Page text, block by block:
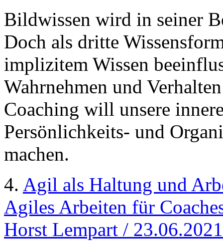
Bildwissen wird in seiner
Doch als dritte
implizitem Wissen
Wahrnehmen und
Coaching will unsere
Persönlichkeits- und
machen.
4. Agil als Haltung und
Agiles Arbeiten für
Horst Lempart / 23.06.2021